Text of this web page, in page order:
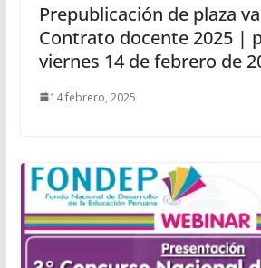
Prepublicación de plaza
Contrato docente 2025 |
viernes 14 de febrero de
14 febrero, 2025